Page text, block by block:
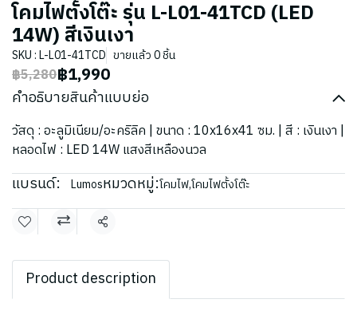
โคมไฟตั้งโต๊ะ รุ่น L-L01-41TCD (LED
14W) สีเงินเงา
SKU : L-L01-41TCD ขายแล้ว 0 ชิ้น
฿5,280฿1,990
คำอธิบายสินค้าแบบย่อ
วัสดุ : อะลูมิเนียม/อะคริลิค | ขนาด : 10x16x41 ซม. | สี : เงินเงา |
หลอดไฟ : LED 14W แสงสีเหลืองนวล
แบรนด์: Lumosหมวดหมู่:โคมไฟ,โคมไฟตั้งโต๊ะ
แชร์
Product description